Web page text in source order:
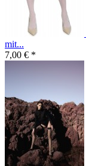
mit...
7,00 € *